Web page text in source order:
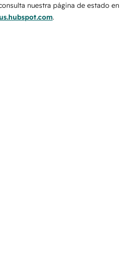
nuestra página de estado en
.